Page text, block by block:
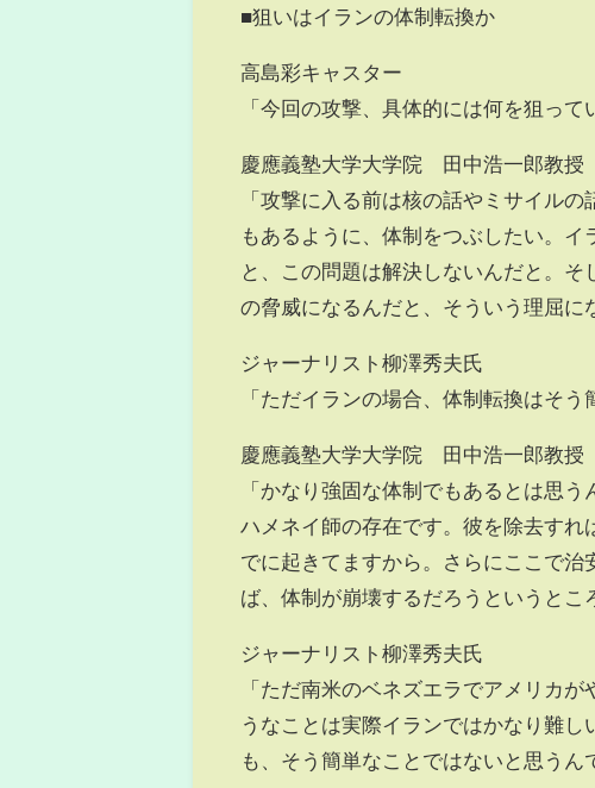
■狙いはイランの体制転換か
高島彩キャスター
「今回の攻撃、具体的には何を狙って
慶應義塾大学大学院 田中浩一郎教授
「攻撃に入る前は核の話やミサイル
もあるように、体制をつぶしたい。
と、この問題は解決しないんだと。
の脅威になるんだと、そういう理屈に
ジャーナリスト柳澤秀夫氏
「ただイランの場合、体制転換はそう
慶應義塾大学大学院 田中浩一郎教授
「かなり強固な体制でもあるとは思
ハメネイ師の存在です。彼を除去す
でに起きてますから。さらにここで
ば、体制が崩壊するだろうというとこ
ジャーナリスト柳澤秀夫氏
「ただ南米のベネズエラでアメリカ
うなことは実際イランではかなり難
も、そう簡単なことではないと思うん